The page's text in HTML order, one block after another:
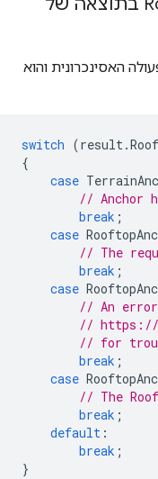
האסינכרונית והוא
switch (result.
{
case
// Anchor
break ;
case
// The
break ;
case
// An error
// https://
// for
break ;
case
// The
break ;
default :
break ;
}